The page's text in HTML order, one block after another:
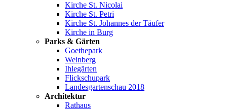
Kirche St. Nicolai
Kirche St. Petri
Kirche St. Johannes der Täufer
Kirche in Burg
Parks & Gärten
Goethepark
Weinberg
Ihlegärten
Flickschupark
Landesgartenschau 2018
Architektur
Rathaus